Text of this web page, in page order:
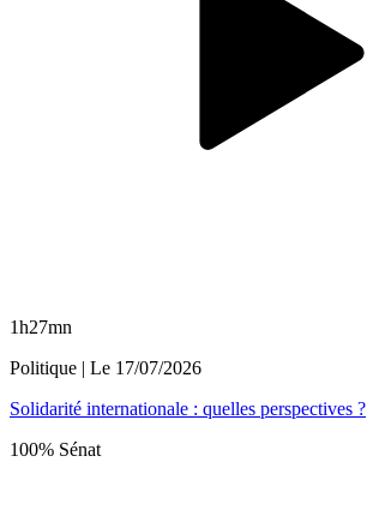
1h27mn
Politique | Le 17/07/2026
Solidarité internationale : quelles perspectives ?
100% Sénat